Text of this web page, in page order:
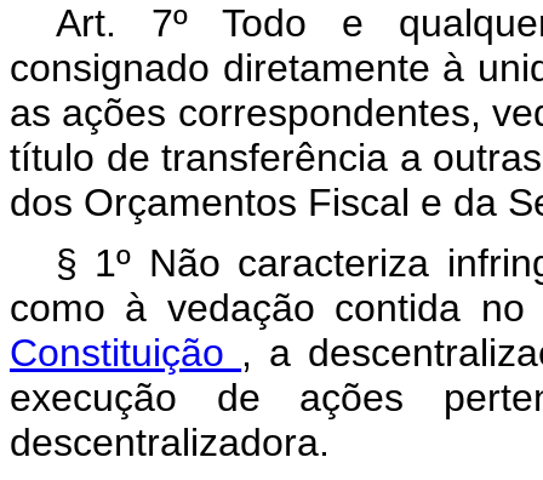
Art. 7º Todo e
consignado diretamente à
as ações correspondentes,
título de transferência a
dos Orçamentos Fiscal e da
§ 1º Não caracteriza
como à vedação contida
Constituição , a
execução de ações
descentralizadora.